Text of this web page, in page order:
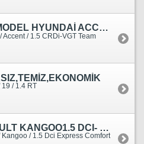
2007 MODEL HYUNDAİ ACCENT ERA MOTOR YENİ YAPILDI
Accent / 1.5 CRDi-VGT Team
19 / 1.4 RT
RENAULT KANGOO1.5 DCI- 138 KM
Kangoo / 1.5 Dci Express Comfort